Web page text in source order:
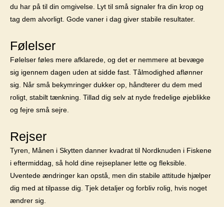
du har på til din omgivelse. Lyt til små signaler fra din krop og
tag dem alvorligt. Gode vaner i dag giver stabile resultater.
Følelser
Følelser føles mere afklarede, og det er nemmere at bevæge
sig igennem dagen uden at sidde fast. Tålmodighed aflønner
sig. Når små bekymringer dukker op, håndterer du dem med
roligt, stabilt tænkning. Tillad dig selv at nyde fredelige øjeblikke
og fejre små sejre.
Rejser
Tyren, Månen i Skytten danner kvadrat til Nordknuden i Fiskene
i eftermiddag, så hold dine rejseplaner lette og fleksible.
Uventede ændringer kan opstå, men din stabile attitude hjælper
dig med at tilpasse dig. Tjek detaljer og forbliv rolig, hvis noget
ændrer sig.